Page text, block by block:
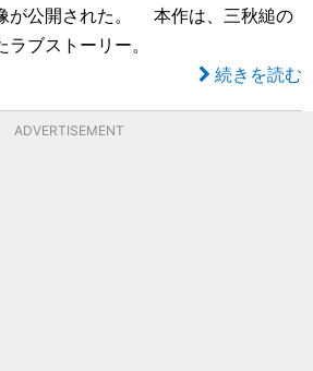
が公開された。 本作は、三秋縋の
ブストーリー。
続きを読む
ADVERTISEMENT